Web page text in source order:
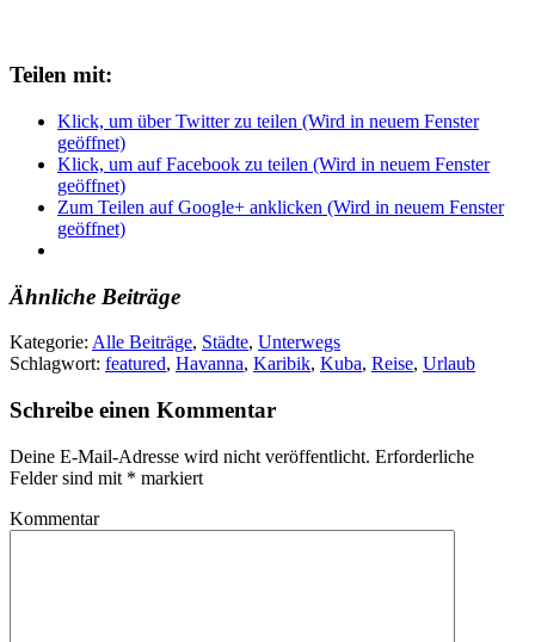
Teilen mit:
Klick, um über Twitter zu teilen (Wird in neuem Fenster
geöffnet)
Klick, um auf Facebook zu teilen (Wird in neuem Fenster
geöffnet)
Zum Teilen auf Google+ anklicken (Wird in neuem Fenster
geöffnet)
Ähnliche Beiträge
Kategorie: Alle Beiträge, Städte, Unterwegs
Schlagwort: featured, Havanna, Karibik, Kuba, Reise, Urlaub
Schreibe einen Kommentar
Deine E-Mail-Adresse wird nicht veröffentlicht. Erforderliche
Felder sind mit * markiert
Kommentar